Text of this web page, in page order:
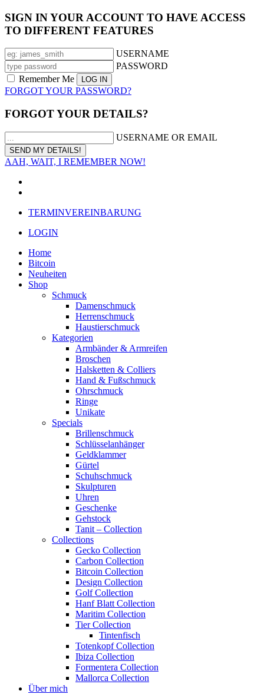
SIGN IN YOUR ACCOUNT TO HAVE ACCESS
TO DIFFERENT FEATURES
USERNAME
PASSWORD
Remember Me
FORGOT YOUR PASSWORD?
FORGOT YOUR DETAILS?
USERNAME OR EMAIL
AAH, WAIT, I REMEMBER NOW!
TERMINVEREINBARUNG
LOGIN
Home
Bitcoin
Neuheiten
Shop
Schmuck
Damenschmuck
Herrenschmuck
Haustierschmuck
Kategorien
Armbänder & Armreifen
Broschen
Halsketten & Colliers
Hand & Fußschmuck
Ohrschmuck
Ringe
Unikate
Specials
Brillenschmuck
Schlüsselanhänger
Geldklammer
Gürtel
Schuhschmuck
Skulpturen
Uhren
Geschenke
Gehstock
Tanit – Collection
Collections
Gecko Collection
Carbon Collection
Bitcoin Collection
Design Collection
Golf Collection
Hanf Blatt Collection
Maritim Collection
Tier Collection
Tintenfisch
Totenkopf Collection
Ibiza Collection
Formentera Collection
Mallorca Collection
Über mich